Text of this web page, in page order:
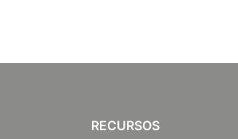
RECURSOS